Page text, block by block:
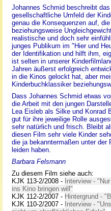
Johannes Schmid beschreibt
gesellschaftliche Umfeld der
genau die Konsequenzen auf,
beziehungsweise
realistische und doch sehr
junges Publikum im "Hier und
der Identifikation und hilft ihm,
ist selten in unserer
Jahren äußerst erfolgreich
in die Kinos gelockt hat, aber
Kinderbuchklassiker
Dass Johannes Schmid etwas
die Arbeit mit den jungen
Lea Eisleb als Silke und Konrad
gut für ihre jeweilige Rolle
sehr natürlich und frisch. Bleibt
diesen Film sehr viele Kinder
die ja bekanntermaßen unter der
leiden haben.
Barbara Felsmann
Zu diesem Film siehe auch:
KJK 113-2/2008 - Interview -
ins Kino bringen will"
KJK 112-2/2007 - Hintergrund -
KJK 110-2/2007 - Interview -